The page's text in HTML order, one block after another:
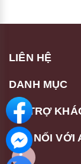
LIÊN HỆ
DANH MỤC
HỖ TRỢ
KẾT NỐI VỚI